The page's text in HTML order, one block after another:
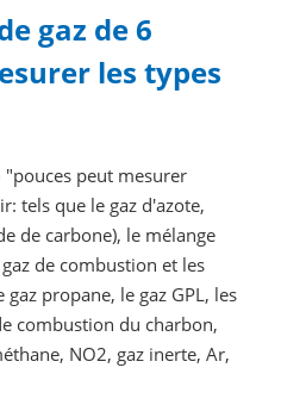
gaz de 6
les types
"pouces peut mesurer
tels que le gaz d'azote,
de carbone), le mélange
de combustion et les
propane, le gaz GPL, les
combustion du charbon,
NO2, gaz inerte, Ar,